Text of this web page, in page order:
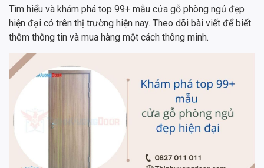
Tìm hiểu và khám phá top 99+ mẫu cửa gỗ phòng ngủ đẹp
hiện đại có trên thị trường hiện nay. Theo dõi bài viết để biết
thêm thông tin và mua hàng một cách thông minh.